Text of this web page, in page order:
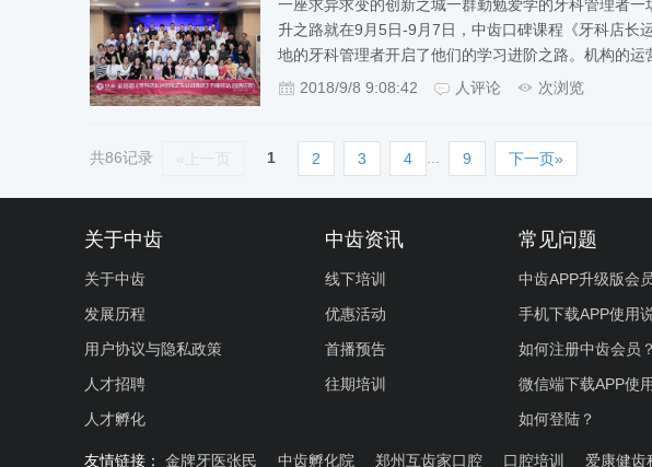
一座求异求变的创新之城一群勤勉爱学的牙科管理者
升之路就在9月5日-9月7日，中齿口碑课程《牙科店长
地的牙科管理者开启了他们的学习进阶之路。机构的运
2018/9/8 9:08:42
人评论 次浏览
共86记录 «上一页 1 2 3 4 9 下一页»
关于中齿
关于中齿
发展历程
用户协议与隐私政策
人才招聘
人才孵化
中齿资讯
线下培训
优惠活动
首播预告
往期培训
常见问题
中齿APP升级版会
手机下载APP使用
如何注册中齿会员？
微信端下载APP使
如何登陆？
友情链接： 金牌牙医张民 中齿孵化院 郑州互齿家口腔 口腔培训 爱康健齿